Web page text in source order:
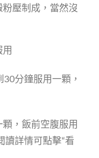
壓制成，當然沒
分鐘服用一顆，
，飯前空腹服用
讀詳情可點擊“看